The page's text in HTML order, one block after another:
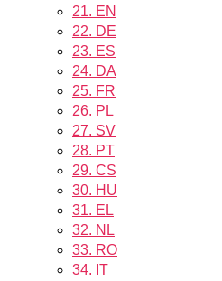
21. EN
22. DE
23. ES
24. DA
25. FR
26. PL
27. SV
28. PT
29. CS
30. HU
31. EL
32. NL
33. RO
34. IT